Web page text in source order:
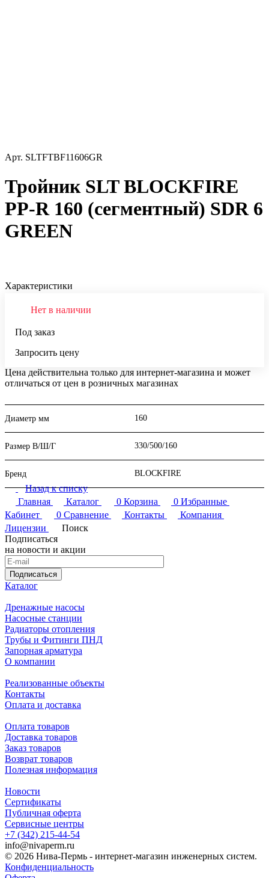
Арт. SLTFTBF11606GR
Тройник SLT BLOCKFIRE
PP-R 160 (сегментный) SDR 6
GREEN
Характеристики
Нет в наличии
Под заказ
Запросить цену
Цена действительна только для интернет-магазина и может
отличаться от цен в розничных магазинах
Диаметр мм 160
Размер В/Ш/Г 330/500/160
Бренд BLOCKFIRE
Назад к списку
Главная
Каталог 0 Корзина 0 Избранные
Кабинет
0 Сравнение Контакты
Компания
Лицензии
Поиск
Подписаться
на новости и акции
Подписаться
Каталог
Дренажные насосы
Насосные станции
Радиаторы отопления
Трубы и Фитинги ПНД
Запорная арматура
О компании
Реализованные объекты
Контакты
Оплата и доставка
Оплата товаров
Доставка товаров
Заказ товаров
Возврат товаров
Полезная информация
Новости
Сертификаты
Публичная оферта
Сервисные центры
+7 (342) 215-44-54
info@nivaperm.ru
© 2026 Нива-Пермь - интернет-магазин инженерных систем.
Конфиденциальность